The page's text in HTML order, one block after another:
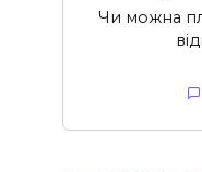
Чи можна